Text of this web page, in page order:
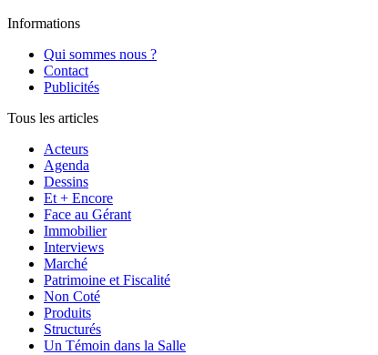
Informations
Qui sommes nous ?
Contact
Publicités
Tous les articles
Acteurs
Agenda
Dessins
Et + Encore
Face au Gérant
Immobilier
Interviews
Marché
Patrimoine et Fiscalité
Non Coté
Produits
Structurés
Un Témoin dans la Salle